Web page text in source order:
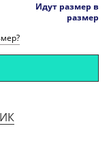
Идут размер в
размер